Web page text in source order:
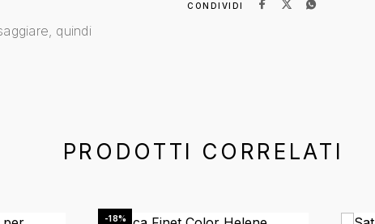
quindi
CONDIVIDI
PRODOTTI CORRELATI
-18%